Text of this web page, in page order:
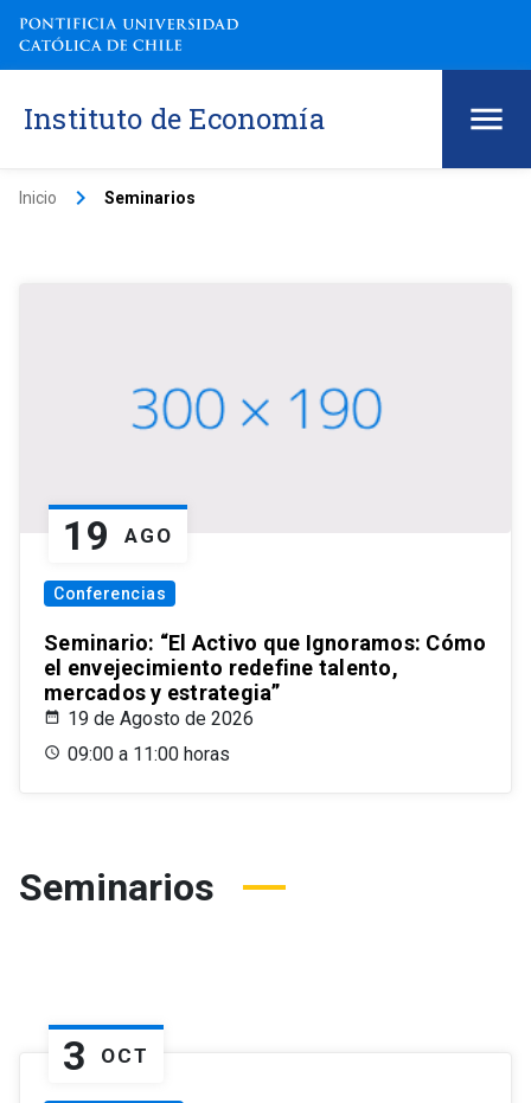
Instituto de Economía
Inicio keyboard_arrow_right Seminarios
19 AGO
Conferencias
Seminario: “El Activo que Ignoramos: Cómo
el envejecimiento redefine talento,
mercados y estrategia”
19 de Agosto de 2026
09:00 a 11:00 horas
Seminarios
3 OCT